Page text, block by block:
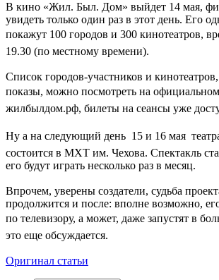
В кино «Жил. Был. Дом» выйдет 14 мая,
увидеть только один раз в этот день. Его
покажут 100 городов и 300 кинотеатров,
19.30 (по местному времени).
Список городов-участников и
показы, можно посмотреть на официальном
жилбылдом.рф, билеты на сеансы уже
Ну а на следующий день  15 и 16 мая 
состоится в МХТ им. Чехова. Спектакль
его будут играть несколько раз в месяц.
Впрочем, уверены создатели, судьба
продолжится и после: вполне возможно,
по телевизору, а может, даже запустят в
это еще обсуждается.
Оригинал статьи